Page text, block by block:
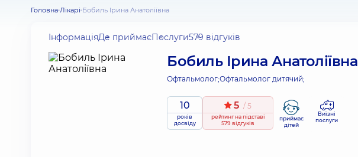
Головна Лікарі Бобиль Ірина Анатоліївна
ІнформаціяДе приймаєПослуги579 відгуків
Бобиль Ірина Анатоліївна
Офтальмолог;Офтальмолог дитячий;
10
років
досвіду
5 / 5
рейтингна підставі
579 відгуків
приймає
дітей
Виїзні
послуги